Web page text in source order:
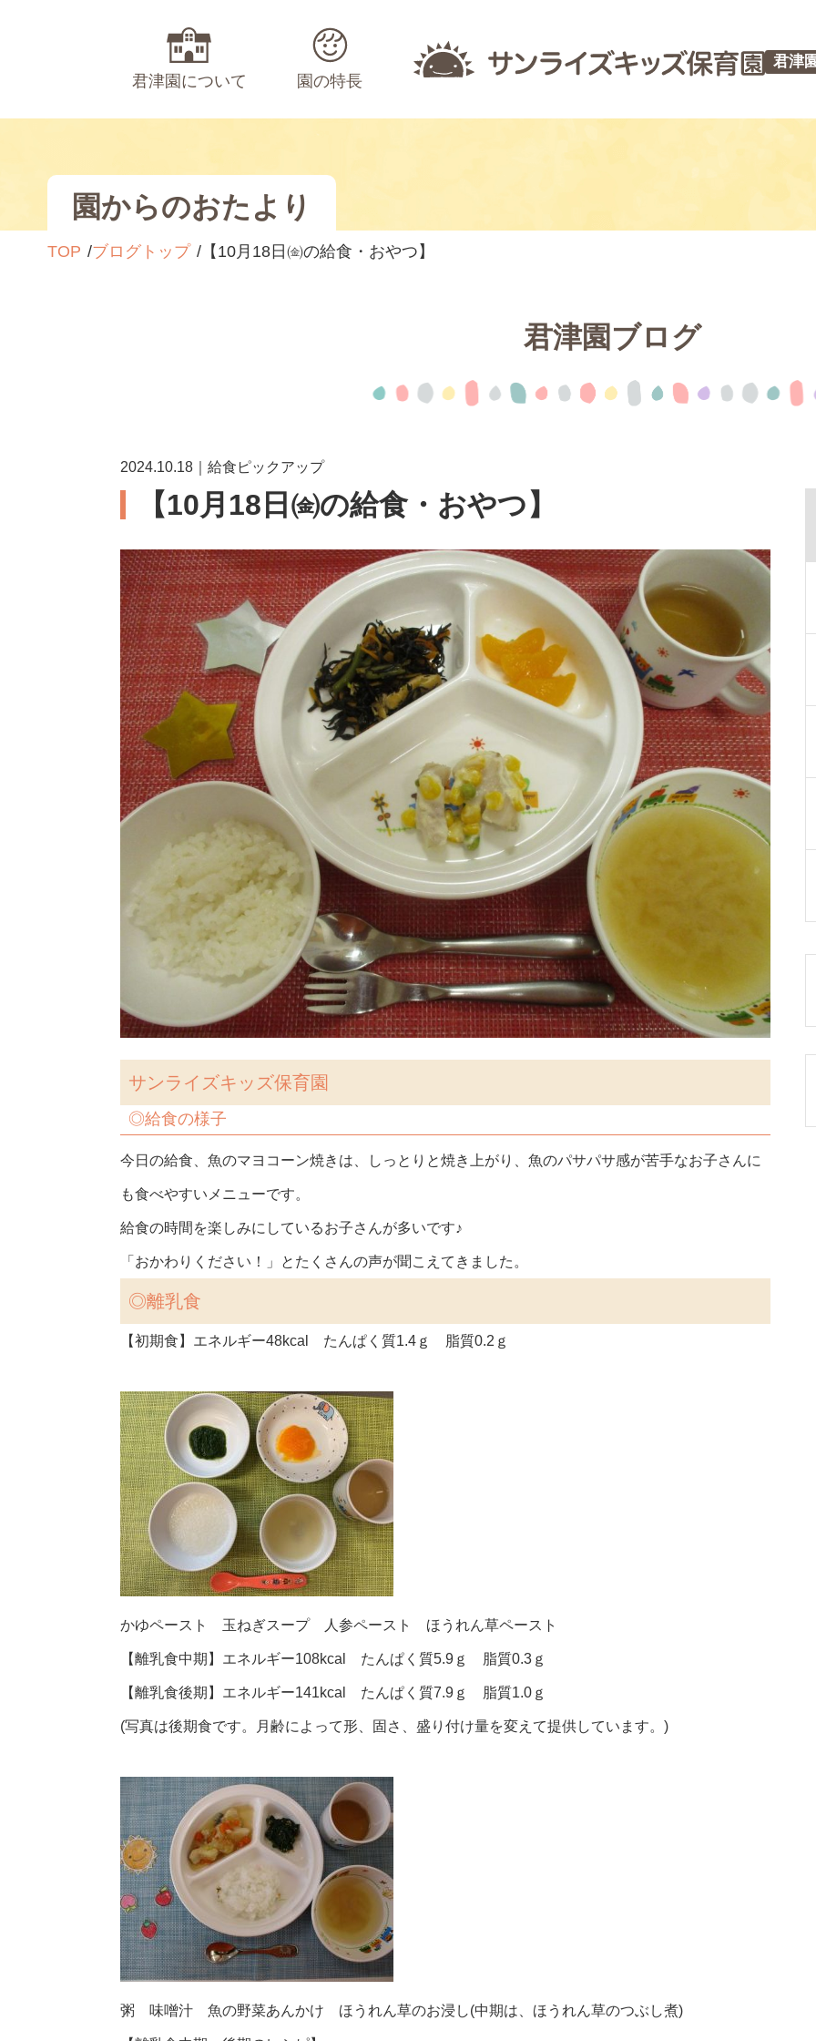
君津園について 園の特長
君津
園からのおたより
TOP ブログトップ 【10月18日㈮の給食・おやつ】
君津園ブログ
2024.10.18｜給食ピックアップ
【10月18日㈮の給食・おやつ】
サンライズキッズ保育園
◎給食の様子
今日の給食、魚のマヨコーン焼きは、しっとりと焼き上がり、魚のパサパサ感が苦手なお子さんに
も食べやすいメニューです。
給食の時間を楽しみにしているお子さんが多いです♪
「おかわりください！」とたくさんの声が聞こえてきました。
◎離乳食
【初期食】エネルギー48kcal たんぱく質1.4ｇ 脂質0.2ｇ
かゆペースト 玉ねぎスープ 人参ペースト ほうれん草ペースト
【離乳食中期】エネルギー108kcal たんぱく質5.9ｇ 脂質0.3ｇ
【離乳食後期】エネルギー141kcal たんぱく質7.9ｇ 脂質1.0ｇ
(写真は後期食です。月齢によって形、固さ、盛り付け量を変えて提供しています。)
粥 味噌汁 魚の野菜あんかけ ほうれん草のお浸し(中期は、ほうれん草のつぶし煮)